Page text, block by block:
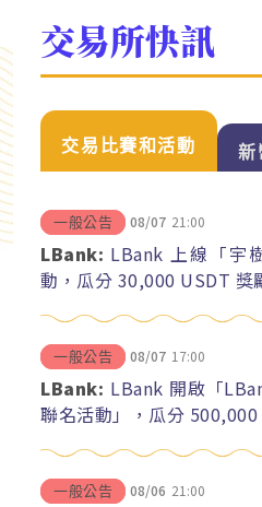
交易所快訊
交易比賽和活動 新
一般公告 08/07 21:00
LBank: LBank 上線「宇
動，瓜分 30,000 USDT 獎
一般公告 08/07 17:00
LBank: LBank 開啟「
聯名活動」，瓜分
一般公告 08/06 21:00